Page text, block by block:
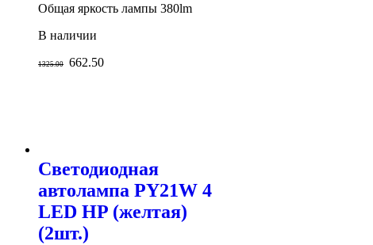
Общая яркость лампы 380lm
В наличии
1325.00 662.50
Светодиодная
автолампа PY21W 4
LED HP (желтая)
(2шт.)